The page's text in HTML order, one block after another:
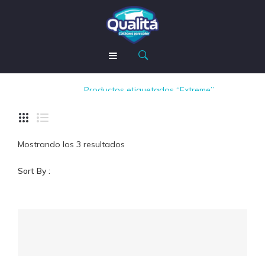
Extreme
Productos etiquetados “Extreme”
Mostrando los 3 resultados
Sort By :